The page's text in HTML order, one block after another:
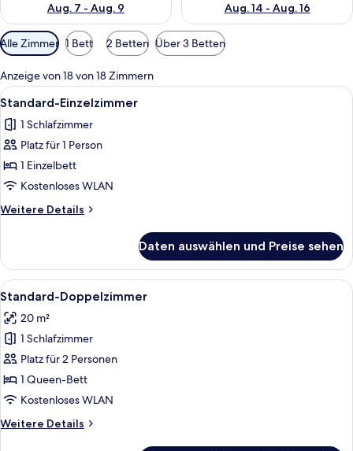
Aug. 7 - Aug. 9
Aug. 14 - Aug. 16
Verfügbare
Filter
für
Zimmer
Alle Zimmer 1 Bett 2 Betten Über 3 Betten
Anzeige von 18 von 18 Zimmern
Alle
Fotos
für
Standard-
Einzelzimmer
anzeigen
Ein ordentlich bezogenes Bett mit
9
Standard-Einzelzimmer
1 Schlafzimmer
Platz für 1 Person
1 Einzelbett
Kostenloses WLAN
Weitere Details
Weitere
Einzelzimmer
Daten auswählen und Preise sehen
Alle
Fotos
für
Standard-
Doppelzimmer
anzeigen
Ein Schlafzimmer mit einem großen
11
Standard-Doppelzimmer
20 m²
1 Schlafzimmer
Platz für 2 Personen
1 Queen-Bett
Kostenloses WLAN
Weitere Details
Weitere